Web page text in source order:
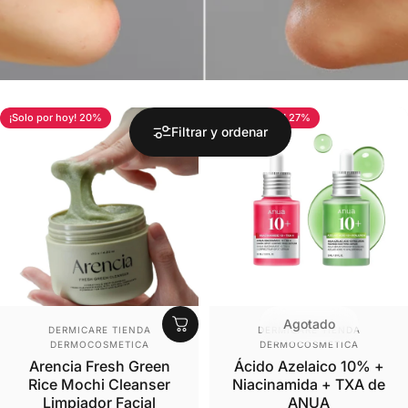
Filtrar y ordenar
¡Solo por hoy! 20%
Proveedor:
DERMICARE TIENDA
DERMOCOSMETICA
Arencia Fresh Green
Rice Mochi Cleanser
Limpiador Facial
¡Solo por hoy! 27%
Agotado
Proveedor:
DERMICARE TIENDA
DERMOCOSMETICA
Ácido Azelaico 10% +
Niacinamida + TXA de
ANUA